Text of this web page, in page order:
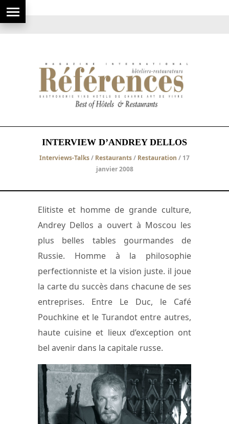
INTERVIEW D’ANDREY DELLOS
Interviews-Talks/ Restaurants/ Restauration / 17
janvier 2008
Elitiste et homme de grande culture,
Andrey Dellos a ouvert à Moscou les
plus belles tables gourmandes de
Russie. Homme à la philosophie
perfectionniste et la vision juste. il joue
la carte du succès dans chacune de ses
entreprises. Entre Le Duc, le Café
Pouchkine et le Turandot entre autres,
haute cuisine et lieux d’exception ont
bel avenir dans la capitale russe.